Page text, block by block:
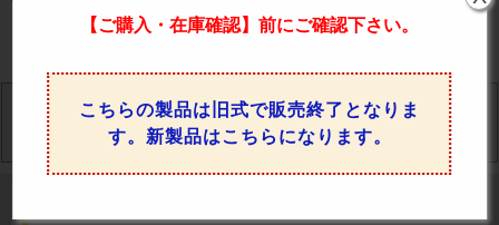
以下のタブをタップすると
仕様 特徴 カタログ 馬力 価格比較
【ご購入・在庫確認】前にご確認下さい。
こちらの製品は旧式で販売終了となりま
す。新製品はこちらになります。